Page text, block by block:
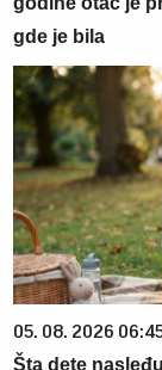
gde je bila
05. 08. 2026
Šta dete